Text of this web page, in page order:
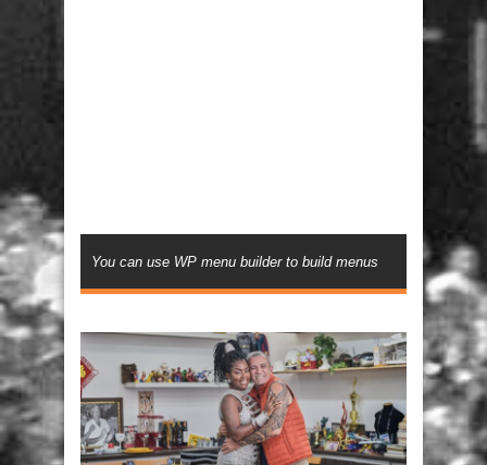
You can use WP menu builder to build menus